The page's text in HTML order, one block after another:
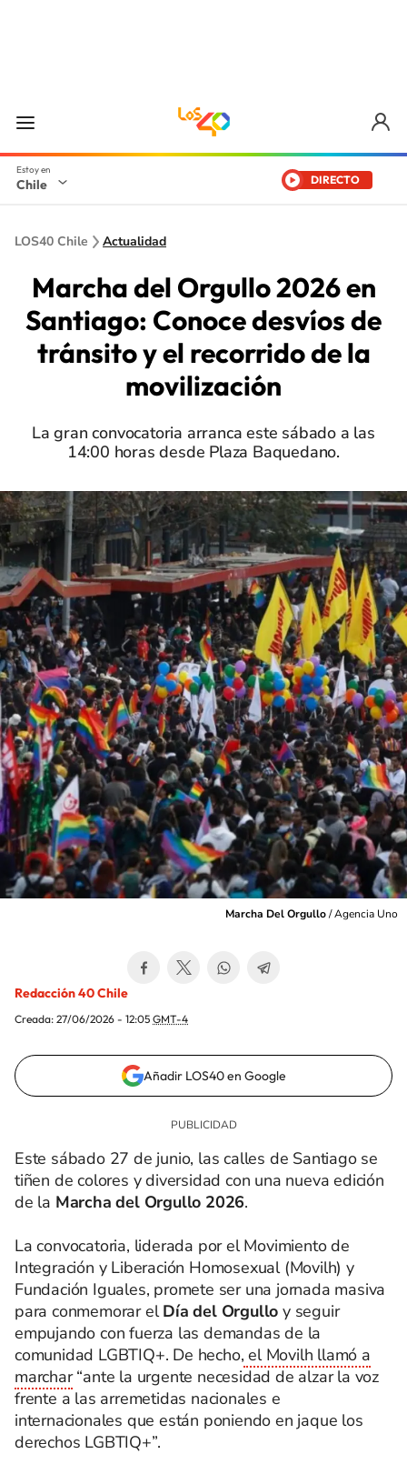
Chile DIRECTO
LOS40 Chile Actualidad
Marcha del Orgullo 2026 en
Santiago: Conoce desvíos de
tránsito y el recorrido de la
movilización
La gran convocatoria arranca este sábado a las
14:00 horas desde Plaza Baquedano.
Marcha Del Orgullo/Agencia Uno
Redacción 40 Chile
Creada: 27/06/2026 - 12:05 GMT-4
Añadir LOS40 en Google
Este sábado 27 de junio, las calles de Santiago se
tiñen de colores y diversidad con una nueva edición
de la Marcha del Orgullo 2026.
La convocatoria, liderada por el Movimiento de
Integración y Liberación Homosexual (Movilh) y
Fundación Iguales, promete ser una jornada masiva
para conmemorar elDía del Orgullo y seguir
empujando con fuerza las demandas de la
comunidad LGBTIQ+. De hecho, el Movilh llamó a
marchar“ante la urgente necesidad de alzar la voz
frente a las arremetidas nacionales e
internacionales que están poniendo en jaque los
derechos LGBTIQ+”.